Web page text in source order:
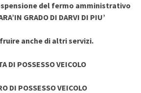
del fermo amministrativo
GRADO DI DARVI DI PIU’
anche di altri servizi.
DI POSSESSO VEICOLO
DI POSSESSO VEICOLO